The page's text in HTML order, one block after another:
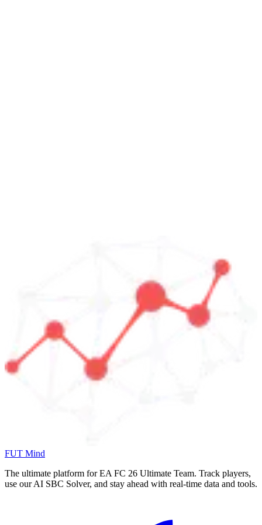
FUT Mind
The ultimate platform for EA FC 26 Ultimate Team. Track players,
use our AI SBC Solver, and stay ahead with real-time data and tools.